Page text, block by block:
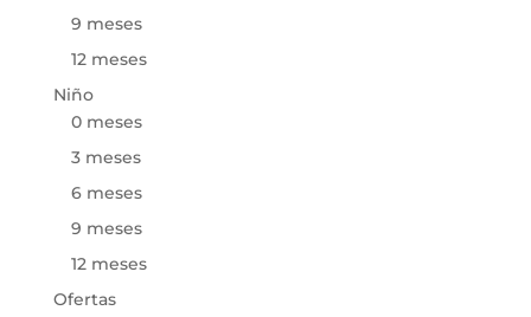
9 meses
12 meses
Niño
0 meses
3 meses
6 meses
9 meses
12 meses
Ofertas